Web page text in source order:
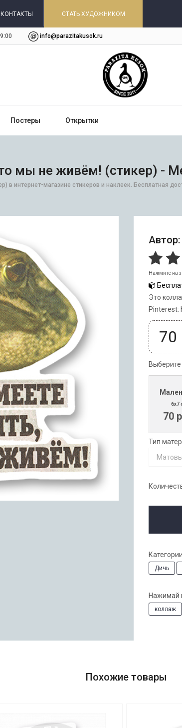
КОНТАКТЫ СТАТЬ ХУДОЖНИКОМ
info@parazitakusok.ru
Постеры Открытки
мы не живём! (стикер) -
в интернет-магазине стикеров и наклеек. Бесплатная
Автор:
Нажмите на
Это
Pinterest:
70
6x7
70
Тип
Дичь
Нажимай
коллаж
Похожие товары